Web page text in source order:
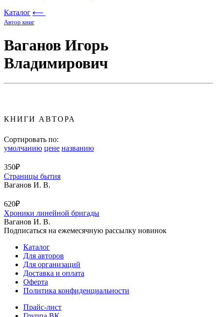
Каталог ⟵
Автор книг
Ваганов Игорь
Владимирович
КНИГИ АВТОРА
Сортировать по:
умолчанию цене названию
350₽
Страницы бытия
Ваганов И. В.
620₽
Хроники линейной бригады
Ваганов И. В.
Подписаться на ежемесячную рассылку новинок
Каталог
Для авторов
Для организаций
Доставка и оплата
Оферта
Политика конфиденциальности
Прайс-лист